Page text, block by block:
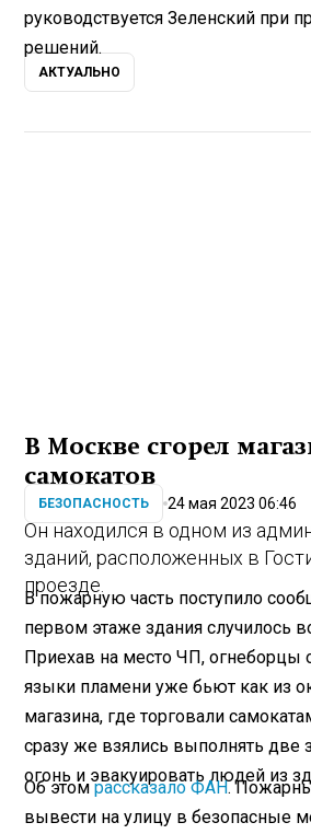
руководствуется Зеленский при
решений.
АКТУАЛЬНО
В Москве сгорел
самокатов
БЕЗОПАСНОСТЬ 24 мая 2023 06:46
Он находился в одном из
зданий, расположенных в
проезде.
В пожарную часть поступило
первом этаже здания случилось
Приехав на место ЧП, огнеборцы
языки пламени уже бьют как из
магазина, где торговали
сразу же взялись выполнять две
огонь и эвакуировать людей из
Об этомрассказало ФАН.
вывести на улицу в безопасные